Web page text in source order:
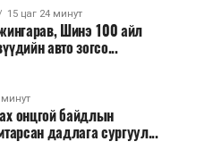
15 цаг 24 минут
Шинэ 100 айл
авто зогсо...
минут
онцгой байдлын
дадлага сургуул...